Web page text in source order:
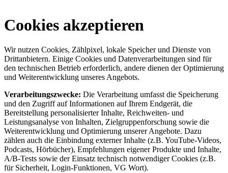
Cookies akzeptieren
Wir nutzen Cookies, Zählpixel, lokale Speicher und Dienste von
Drittanbietern. Einige Cookies und Datenverarbeitungen sind für
den technischen Betrieb erforderlich, andere dienen der Optimierung
und Weiterentwicklung unseres Angebots.
Verarbeitungszwecke: Die Verarbeitung umfasst die Speicherung
und den Zugriff auf Informationen auf Ihrem Endgerät, die
Bereitstellung personalisierter Inhalte, Reichweiten- und
Leistungsanalyse von Inhalten, Zielgruppenforschung sowie die
Weiterentwicklung und Optimierung unserer Angebote. Dazu
zählen auch die Einbindung externer Inhalte (z.B. YouTube-Videos,
Podcasts, Hörbücher), Empfehlungen eigener Produkte und Inhalte,
A/B-Tests sowie der Einsatz technisch notwendiger Cookies (z.B.
für Sicherheit, Login-Funktionen, VG Wort).